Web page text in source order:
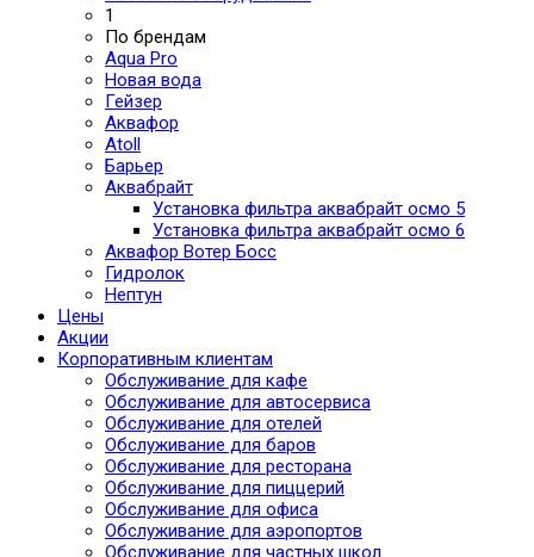
1
По брендам
Aqua Pro
Новая вода
Гейзер
Аквафор
Atoll
Барьер
Аквабрайт
Установка фильтра аквабрайт осмо 5
Установка фильтра аквабрайт осмо 6
Аквафор Вотер Босс
Гидролок
Нептун
Цены
Акции
Корпоративным клиентам
Обслуживание для кафе
Обслуживание для автосервиса
Обслуживание для отелей
Обслуживание для баров
Обслуживание для ресторана
Обслуживание для пиццерий
Обслуживание для офиса
Обслуживание для аэропортов
Обслуживание для частных школ